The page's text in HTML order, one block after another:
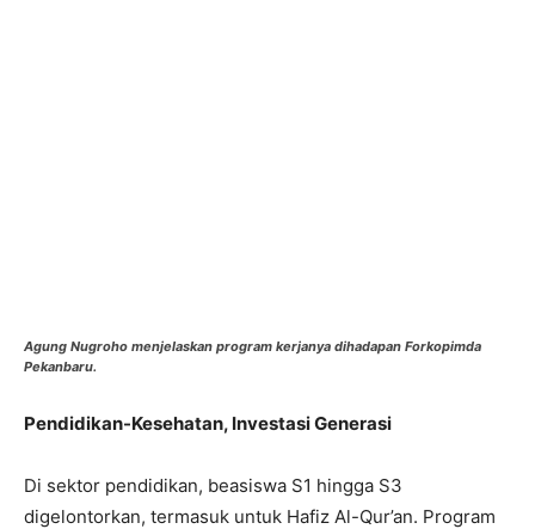
Agung Nugroho menjelaskan program kerjanya dihadapan Forkopimda
Pekanbaru.
Pendidikan-Kesehatan, Investasi Generasi
Di sektor pendidikan, beasiswa S1 hingga S3
digelontorkan, termasuk untuk Hafiz Al-Qur’an. Program